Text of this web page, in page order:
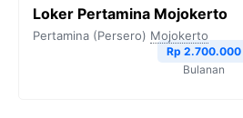
Loker Pertamina Mojokerto
Pertamina (Persero) Mojokerto
Rp 2.700.000
Bulanan